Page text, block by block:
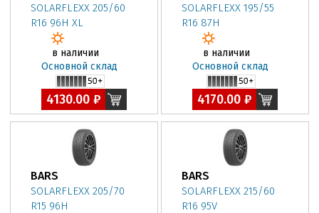
SOLARFLEXX 205/60
R16 96H XL
в наличии
Основной склад
4130.00 ₽
SOLARFLEXX 195/55
R16 87H
в наличии
Основной склад
4170.00 ₽
BARS
SOLARFLEXX 205/70
R15 96H
BARS
SOLARFLEXX 215/60
R16 95V